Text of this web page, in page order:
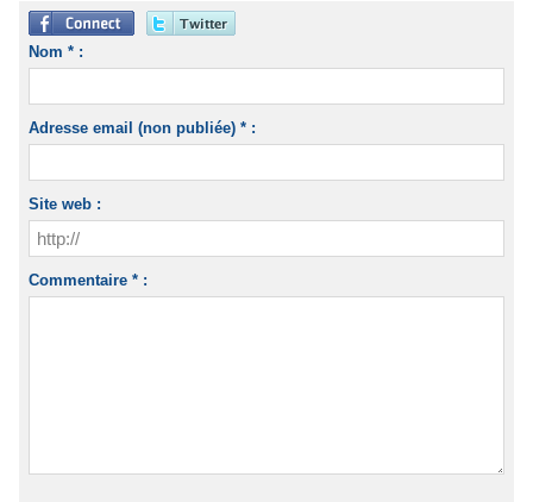
Nom * :
Adresse email (non publiée) * :
Site web :
Commentaire * :